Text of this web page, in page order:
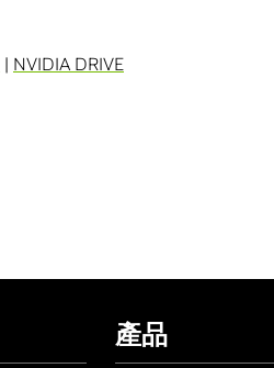
| NVIDIA DRIVE
產品